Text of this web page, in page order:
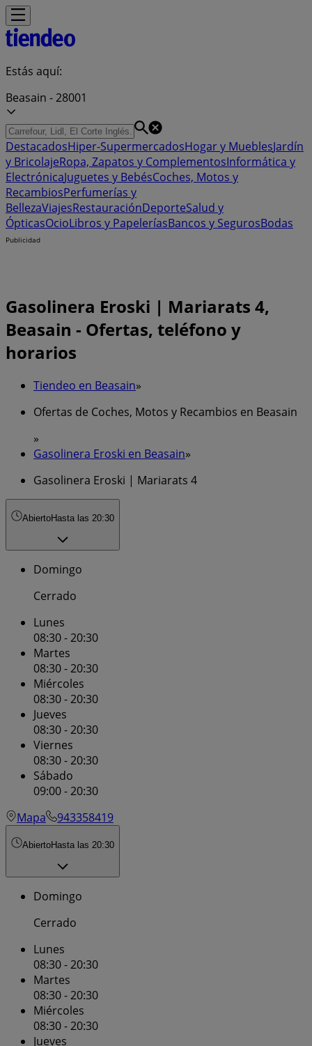
Estás aquí:
Beasain - 28001
DestacadosHiper-SupermercadosHogar y MueblesJardín
y BricolajeRopa, Zapatos y ComplementosInformática y
ElectrónicaJuguetes y BebésCoches, Motos y
RecambiosPerfumerías y
BellezaViajesRestauraciónDeporteSalud y
ÓpticasOcioLibros y PapeleríasBancos y SegurosBodas
Publicidad
Gasolinera Eroski | Mariarats 4,
Beasain - Ofertas, teléfono y
horarios
Tiendeo en Beasain»
Ofertas de Coches, Motos y Recambios en Beasain
»
Gasolinera Eroski en Beasain»
Gasolinera Eroski | Mariarats 4
AbiertoHasta las 20:30
Domingo
Cerrado
Lunes
08:30 - 20:30
Martes
08:30 - 20:30
Miércoles
08:30 - 20:30
Jueves
08:30 - 20:30
Viernes
08:30 - 20:30
Sábado
09:00 - 20:30
Mapa
943358419
AbiertoHasta las 20:30
Domingo
Cerrado
Lunes
08:30 - 20:30
Martes
08:30 - 20:30
Miércoles
08:30 - 20:30
Jueves